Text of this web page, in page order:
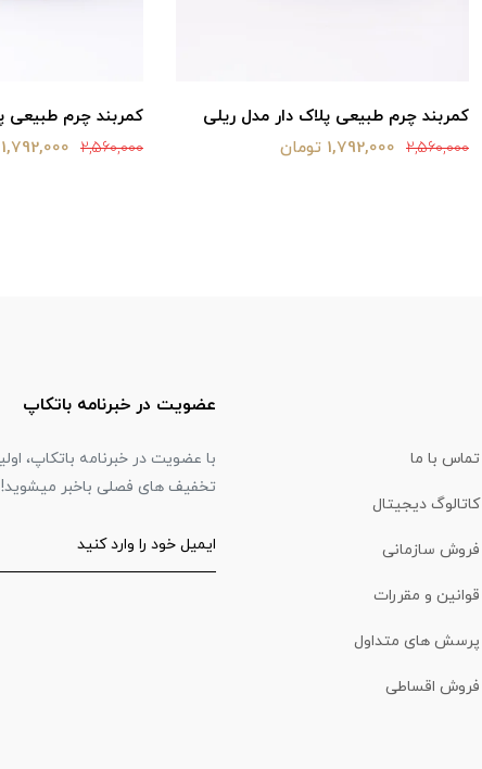
کمربند چرم طبیعی پلاک دار مدل ریلی
2,560,000 1,792,000 تومان
کمربند چرم طبیعی
2,560,000 1,792,000 تومان
تماس با ما
کاتالوگ دیجیتال
فروش سازمانی
قوانین و مقررات
پرسش های متداول
فروش اقساطی
عضویت در خبرنامه باتکاپ
با عضویت در خبرنامه باتکاپ،
تخفیف های فصلی باخبر میشوید!